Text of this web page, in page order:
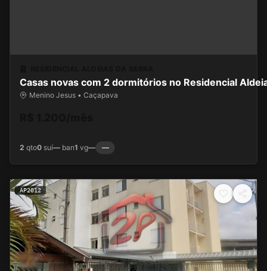
Casas novas com 2 dormitórios no Residencial
Menino Jesus • Caçapava
2 qto0 suí— ban1 vg— —
AP2012